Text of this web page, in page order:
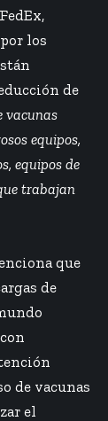
los
de
vacunas
equipos,
equipos de
trabajan
que
de
de vacunas
el